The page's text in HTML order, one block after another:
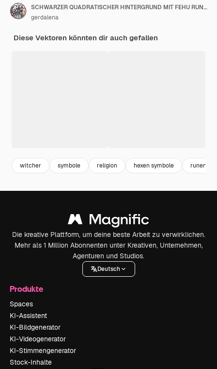
SCHWARZER QUADRATISCHER HINTERGRUND MIT FEHU RUNE IM MAGISCHEN KREIS
gerdalena
Diese Vektoren könnten dir auch gefallen
witcher symbole religion hexen symbole runen
Die kreative Plattform, um deine beste Arbeit zu verwirklichen.
Mehr als 1 Million Abonnenten unter Kreativen, Unternehmen,
Agenturen und Studios.
Deutsch
Produkte
Spaces
KI-Assistent
KI-Bildgenerator
KI-Videogenerator
KI-Stimmengenerator
Stock-Inhalte